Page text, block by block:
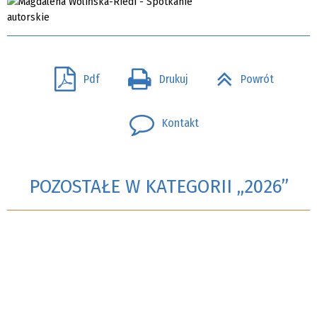
Pdf Drukuj Powrót
Kontakt
POZOSTAŁE W KATEGORII „2026”